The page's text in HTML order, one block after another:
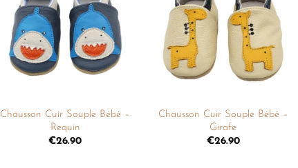
à la
liste de
souhaits
Chausson Cuir Souple Bébé –
Requin
€26.90
à la
liste de
souhaits
Chausson Cuir Souple Bébé –
Girafe
€26.90